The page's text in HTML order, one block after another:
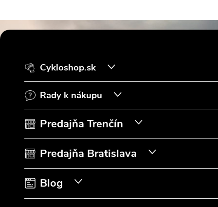
Z
Cykloshop.sk
Rady k nákupu
Predajňa Trenčín
Predajňa Bratislava
Blog